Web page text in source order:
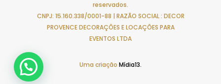
reservados.
CNPJ: 15.160.338/0001-88 | RAZÃO SOCIAL : DECOR
PROVENCE DECORAÇÕES E LOCAÇÕES PARA
EVENTOS LTDA
Uma criação Mídia13.